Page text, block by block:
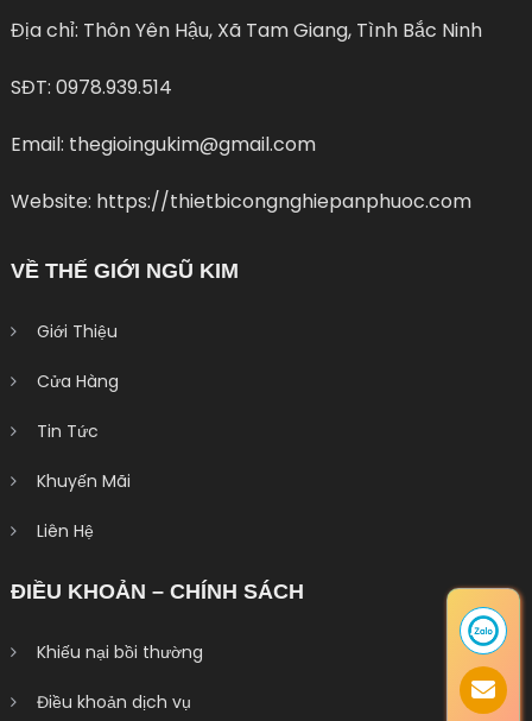
Địa chỉ: Thôn Yên Hậu, Xã Tam Giang, Tình Bắc Ninh
SĐT: 0978.939.514
Email: thegioingukim@gmail.com
Website: https://thietbicongnghiepanphuoc.com
VỀ THẾ GIỚI NGŨ KIM
Giới Thiệu
Cửa Hàng
Tin Tức
Khuyến Mãi
Liên Hệ
ĐIỀU KHOẢN – CHÍNH SÁCH
Khiếu nại bồi thường
Điều khoản dịch vụ